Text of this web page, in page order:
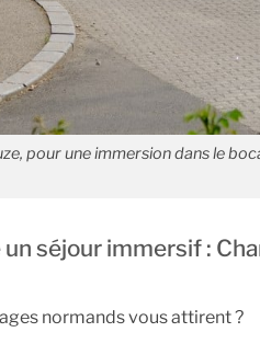
pour une immersion dans le
séjour immersif :
normands vous attirent ?